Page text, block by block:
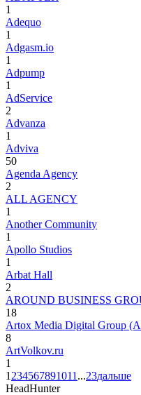
1
Adequo
1
Adgasm.io
1
Adpump
1
AdService
2
Advanza
1
Adviva
50
Agenda Agency
2
ALL AGENCY
1
Another Community
1
Apollo Studios
1
Arbat Hall
2
AROUND BUSINESS
18
Artox Media Digital Group
8
ArtVolkov.ru
1
1 234567891011 ...23дальше
HeadHunter